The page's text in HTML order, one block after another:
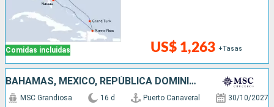
Comidas incluidas US$ 1,263 +Tasas
BAHAMAS, MÉXICO, REPÚBLICA DOMINICANA, PUERTO RICO, ESTADOS UNIDOS
MSC Grandiosa 16 d Puerto Canaveral 30/10/2027